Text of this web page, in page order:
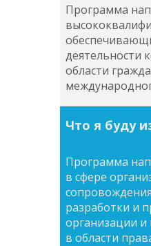
Программа
деятельности
области
Что я буду
Программа
в сфере
разработки и
организации и
в области